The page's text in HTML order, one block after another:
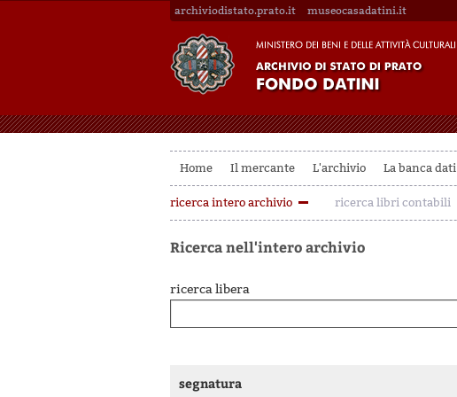
archiviodistato.prato.it museocasadatini.it
Home Il mercante L'archivio La banca dati
ricerca intero archivio ricerca libri contabili
Ricerca nell'intero archivio
ricerca libera
segnatura